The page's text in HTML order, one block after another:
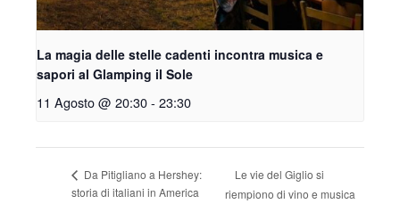
La magia delle stelle cadenti incontra musica e
sapori al Glamping il Sole
11 Agosto @ 20:30- 23:30
Da Pitigliano a Hershey:
storia di italiani in America
Le vie del Giglio si
riempiono di vino e musica